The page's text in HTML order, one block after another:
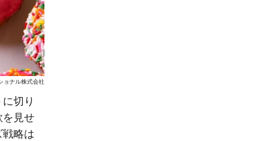
ョナル株式会社
切り
を見せ
略は